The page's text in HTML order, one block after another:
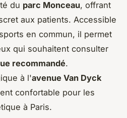
du parc Monceau, offrant
aux patients. Accessible
en commun, il permet
qui souhaitent consulter
recommandé.
à l'avenue Van Dyck
confortable pour les
à Paris.